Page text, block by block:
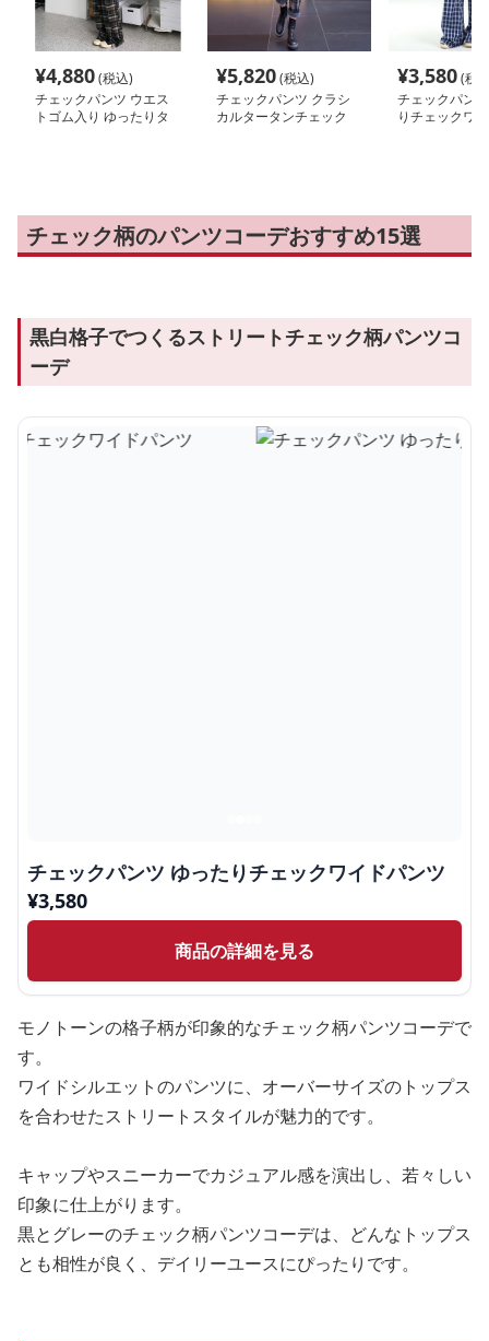
¥4,880(税込)
チェックパンツ ウエス
トゴム入り ゆったりタ
¥5,820(税込)
チェックパンツ クラシ
カルタータンチェック
¥3,580(税
チェックパン
りチェックワ
チェック柄のパンツコーデおすすめ15選
黒白格子でつくるストリートチェック柄パンツコ
ーデ
チェックパンツ ゆったりチェックワイドパンツ
¥3,580
商品の詳細を見る
モノトーンの格子柄が印象的なチェック柄パンツコーデで
す。
ワイドシルエットのパンツに、オーバーサイズのトップス
を合わせたストリートスタイルが魅力的です。
キャップやスニーカーでカジュアル感を演出し、若々しい
印象に仕上がります。
黒とグレーのチェック柄パンツコーデは、どんなトップス
とも相性が良く、デイリーユースにぴったりです。